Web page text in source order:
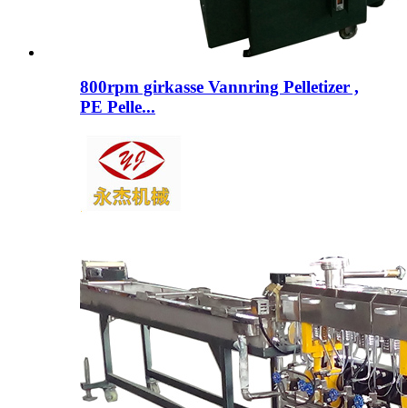
800rpm girkasse Vannring Pelletizer ,
PE Pelle...